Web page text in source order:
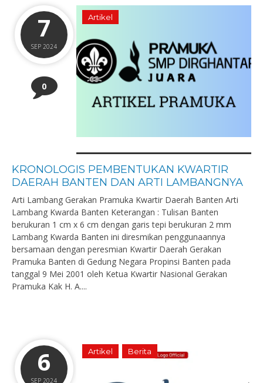
7
SEP 2024
0
Artikel
KRONOLOGIS PEMBENTUKAN KWARTIR
DAERAH BANTEN DAN ARTI LAMBANGNYA
Arti Lambang Gerakan Pramuka Kwartir Daerah Banten Arti
Lambang Kwarda Banten Keterangan : Tulisan Banten
berukuran 1 cm x 6 cm dengan garis tepi berukuran 2 mm
Lambang Kwarda Banten ini diresmikan penggunaannya
bersamaan dengan peresmian Kwartir Daerah Gerakan
Pramuka Banten di Gedung Negara Propinsi Banten pada
tanggal 9 Mei 2001 oleh Ketua Kwartir Nasional Gerakan
Pramuka Kak H. A....
6
SEP 2024
Artikel Berita